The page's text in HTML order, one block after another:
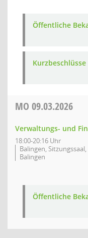
Öffentliche
Kurzbeschlüsse
MO 09.03.2026
Verwaltungs- und
18:00-20:16 Uhr
Balingen,
Balingen
Öffentliche